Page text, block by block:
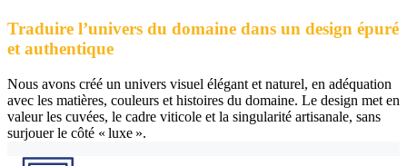
Traduire l’univers du domaine dans un design épuré
et authentique
Nous avons créé un univers visuel élégant et naturel, en adéquation
avec les matières, couleurs et histoires du domaine. Le design met en
valeur les cuvées, le cadre viticole et la singularité artisanale, sans
surjouer le côté « luxe ».